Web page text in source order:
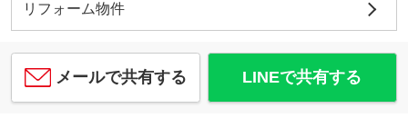
リフォーム物件
メールで共有する LINEで共有する